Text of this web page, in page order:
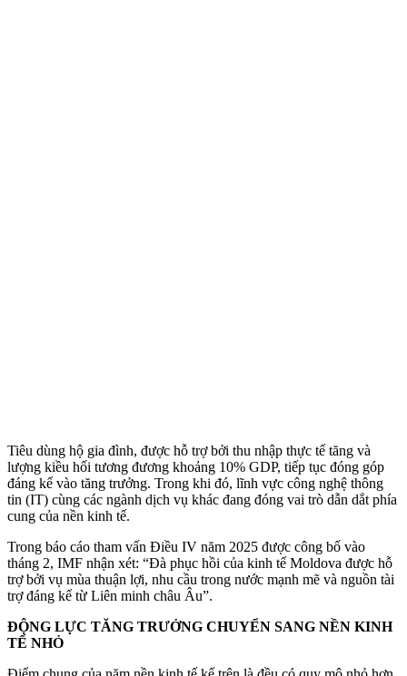
Tiêu dùng hộ gia đình, được hỗ trợ bởi thu nhập thực tế tăng và
lượng kiều hối tương đương khoảng 10% GDP, tiếp tục đóng góp
đáng kể vào tăng trưởng. Trong khi đó, lĩnh vực công nghệ thông
tin (IT) cùng các ngành dịch vụ khác đang đóng vai trò dẫn dắt phía
cung của nền kinh tế.
Trong báo cáo tham vấn Điều IV năm 2025 được công bố vào
tháng 2, IMF nhận xét: “Đà phục hồi của kinh tế Moldova được hỗ
trợ bởi vụ mùa thuận lợi, nhu cầu trong nước mạnh mẽ và nguồn tài
trợ đáng kể từ Liên minh châu Âu”.
ĐỘNG LỰC TĂNG TRƯỞNG CHUYỂN SANG NỀN KINH
TẾ NHỎ